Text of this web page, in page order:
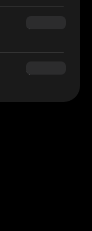
$160.00
$180.00